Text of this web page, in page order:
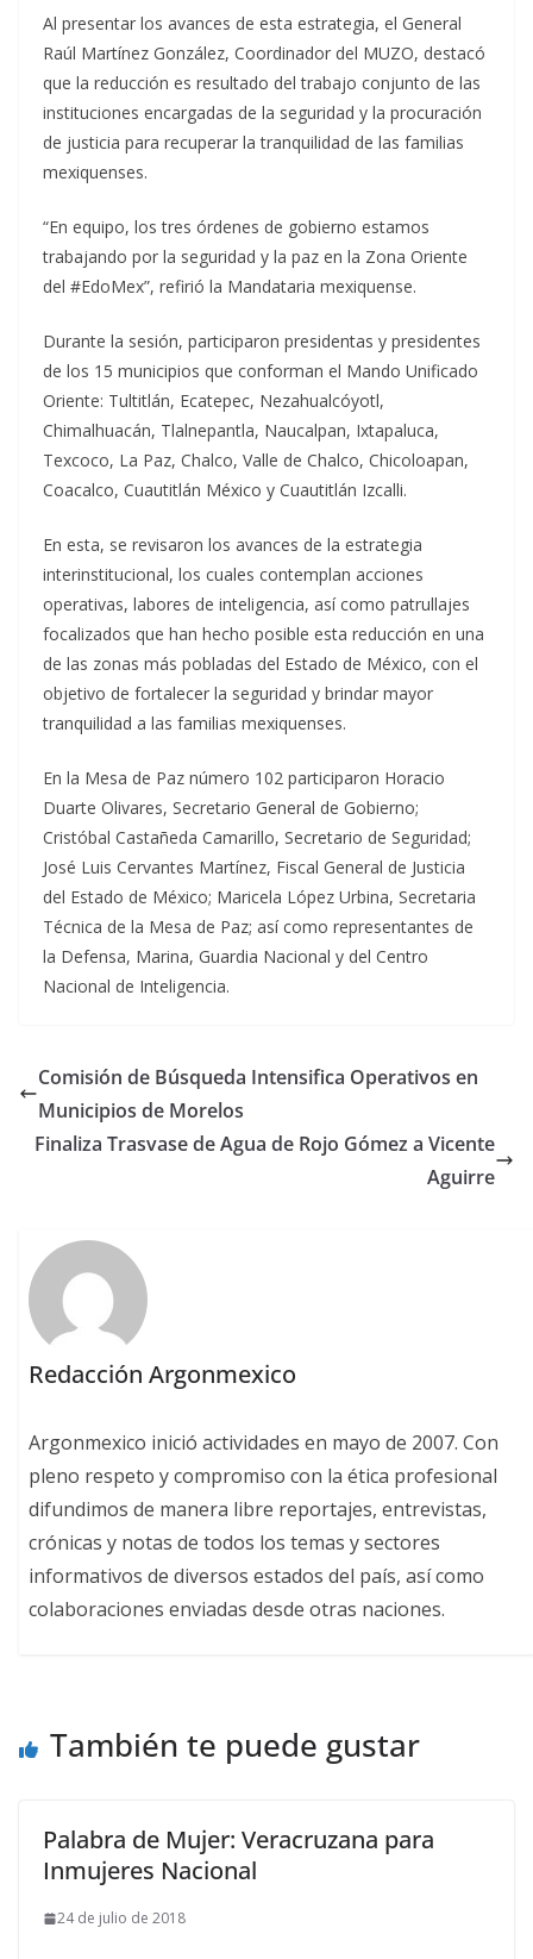
Al presentar los avances de esta estrategia, el General
Raúl Martínez González, Coordinador del MUZO, destacó
que la reducción es resultado del trabajo conjunto de las
instituciones encargadas de la seguridad y la procuración
de justicia para recuperar la tranquilidad de las familias
mexiquenses.
“En equipo, los tres órdenes de gobierno estamos
trabajando por la seguridad y la paz en la Zona Oriente
del #EdoMex”, refirió la Mandataria mexiquense.
Durante la sesión, participaron presidentas y presidentes
de los 15 municipios que conforman el Mando Unificado
Oriente: Tultitlán, Ecatepec, Nezahualcóyotl,
Chimalhuacán, Tlalnepantla, Naucalpan, Ixtapaluca,
Texcoco, La Paz, Chalco, Valle de Chalco, Chicoloapan,
Coacalco, Cuautitlán México y Cuautitlán Izcalli.
En esta, se revisaron los avances de la estrategia
interinstitucional, los cuales contemplan acciones
operativas, labores de inteligencia, así como patrullajes
focalizados que han hecho posible esta reducción en una
de las zonas más pobladas del Estado de México, con el
objetivo de fortalecer la seguridad y brindar mayor
tranquilidad a las familias mexiquenses.
En la Mesa de Paz número 102 participaron Horacio
Duarte Olivares, Secretario General de Gobierno;
Cristóbal Castañeda Camarillo, Secretario de Seguridad;
José Luis Cervantes Martínez, Fiscal General de Justicia
del Estado de México; Maricela López Urbina, Secretaria
Técnica de la Mesa de Paz; así como representantes de
la Defensa, Marina, Guardia Nacional y del Centro
Nacional de Inteligencia.
Comisión de Búsqueda Intensifica Operativos en
Municipios de Morelos
Finaliza Trasvase de Agua de Rojo Gómez a Vicente
Aguirre
Redacción Argonmexico
Argonmexico inició actividades en mayo de 2007. Con
pleno respeto y compromiso con la ética profesional
difundimos de manera libre reportajes, entrevistas,
crónicas y notas de todos los temas y sectores
informativos de diversos estados del país, así como
colaboraciones enviadas desde otras naciones.
También te puede gustar
Palabra de Mujer: Veracruzana para
Inmujeres Nacional
24 de julio de 2018